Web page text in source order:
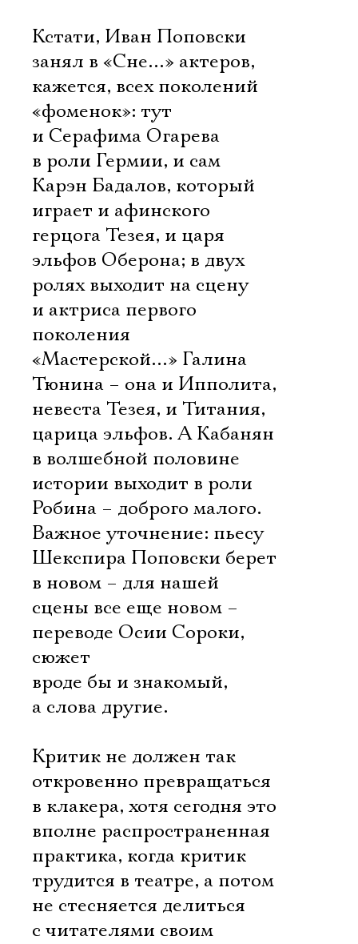
Кстати, Иван Поповски
занял в «Сне…» актеров,
кажется, всех поколений
«фоменок»: тут
и Серафима Огарева
в роли Гермии, и сам
Карэн Бадалов, который
играет и афинского
герцога Тезея, и царя
эльфов Оберона; в двух
ролях выходит на сцену
и актриса первого
поколения
«Мастерской…» Галина
Тюнина – она и Ипполита,
невеста Тезея, и Титания,
царица эльфов. А Кабанян
в волшебной половине
истории выходит в роли
Робина – доброго малого.
Важное уточнение: пьесу
Шекспира Поповски берет
в новом – для нашей
сцены все еще новом –
переводе Осии Сороки,
сюжет
вроде бы и знакомый,
а слова другие.
Критик не должен так
откровенно превращаться
в клакера, хотя сегодня это
вполне распространенная
практика, когда критик
трудится в театре, а потом
не стесняется делиться
с читателями своим